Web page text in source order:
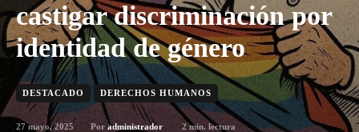
castigar discriminación por
identidad de género
DESTACADO DERECHOS HUMANOS
27 mayo, 2025 Por administrador 2 min. lectura